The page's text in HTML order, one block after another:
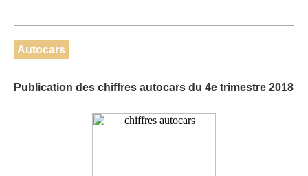
Autocars
Publication des chiffres autocars du 4e trimestre 2018